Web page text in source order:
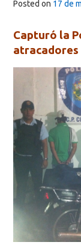
Posted on 17 de
Capturó la
atracadores